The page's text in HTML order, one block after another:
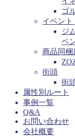
ゴ
イベン
ジ
ベ
商品同梱
街頭
街
属性別ルート
事例一覧
Q&A
お問い合わせ
会社概要